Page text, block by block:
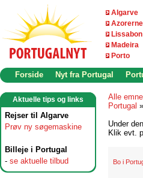
Algarve
Azorerne
Lissabon
Madeira
Porto
Forside Nyt fra Portugal
Aktuelle tips og links
Rejser til Algarve
Prøv ny søgemaskine
Billeje i Portugal
- se aktuelle tilbud
Alle
Portugal »
Under
Klik evt.
Bo i